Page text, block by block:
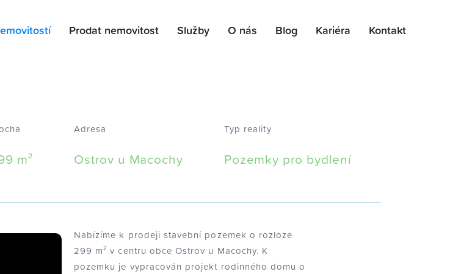
Prodat nemovitost Služby O nás Blog Kariéra Kontakt
m²
Adresa
Ostrov u Macochy
Typ reality
Pozemky pro bydlení
Nabízíme k prodeji stavební pozemek o rozloze
299 m² v centru obce Ostrov u Macochy. K
pozemku je vypracován projekt rodinného domu o